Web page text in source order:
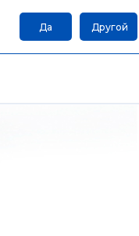
Да Другой